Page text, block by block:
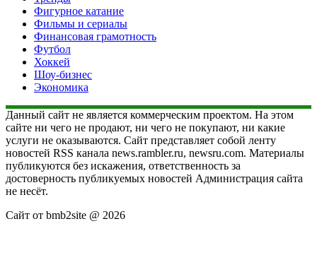
Фигурное катание
Фильмы и сериалы
Финансовая грамотность
Футбол
Хоккей
Шоу-бизнес
Экономика
Данный сайт не является коммерческим проектом. На этом
сайте ни чего не продают, ни чего не покупают, ни какие
услуги не оказываются. Сайт представляет собой ленту
новостей RSS канала news.rambler.ru, newsru.com. Материалы
публикуются без искажения, ответственность за
достоверность публикуемых новостей Администрация сайта
не несёт.
Сайт от bmb2site @ 2026